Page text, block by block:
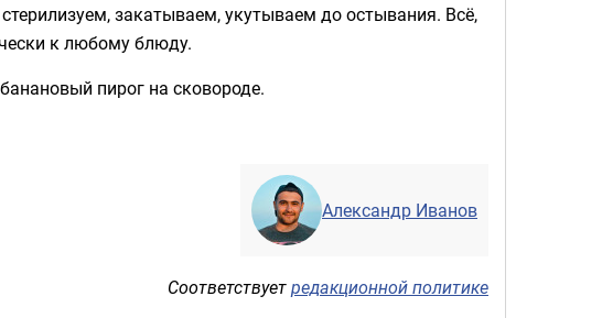
закатываем, укутываем до остывания. Всё,
к любому блюду.
пирог на сковороде.
Александр Иванов
Соответствуетредакционной политике